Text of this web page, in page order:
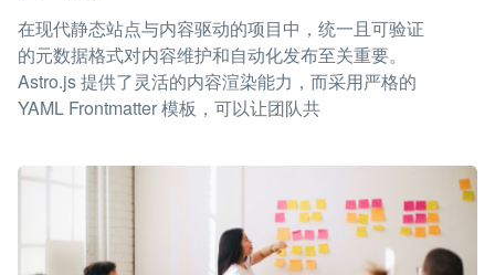
在现代静态站点与内容驱动的项目中，统一且可验证
的元数据格式对内容维护和自动化发布至关重要。
Astro.js 提供了灵活的内容渲染能力，而采用严格的
YAML Frontmatter 模板，可以让团队共